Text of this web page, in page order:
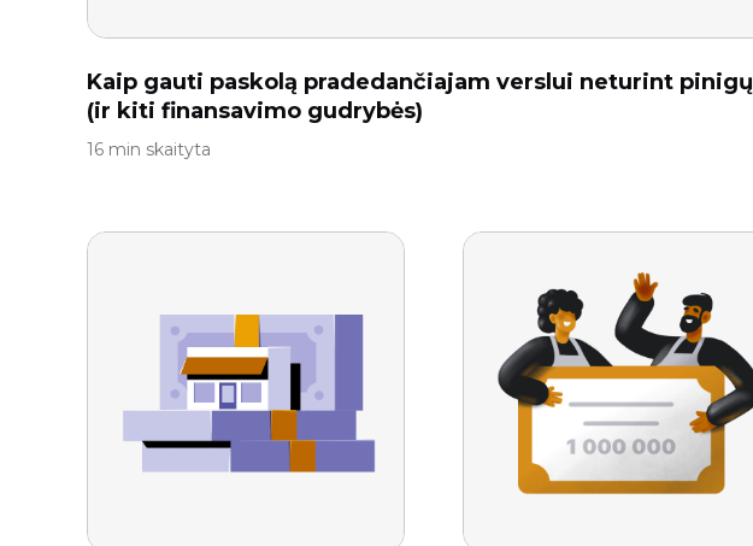
Kaip gauti paskolą pradedančiajam verslui neturint pinigų
(ir kiti finansavimo gudrybės)
16 min skaityta